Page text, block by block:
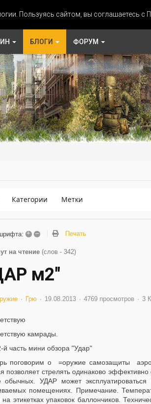
Пользуясь сайтом, вы соглашаетесь с
БЛОГИ ФОРУМ
Категории Метки
+ – Печать
на чтение (слов - 342)
м2"
Грю 19.08.2013 4769 просмотров 3
камрады.
й часть мини обзора "Удар"
поговорим о =оружие самозащиты
позволяет стрелять одинаково
обычных. УДАР может
помещениях. Примечание.
на этикетках упаковок баллончиков.